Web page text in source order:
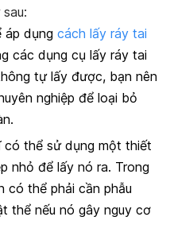
áp dụng cách lấy ráy tai
các dụng cụ lấy ráy tai
tự lấy được, bạn nên
nghiệp để loại bỏ
có thể sử dụng một thiết
nhỏ để lấy nó ra. Trong
có thể phải cần phẫu
thể nếu nó gây nguy cơ